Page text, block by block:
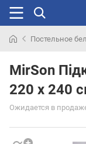
раньше
Постельное
MirSon
220 x 240
Ожидается в